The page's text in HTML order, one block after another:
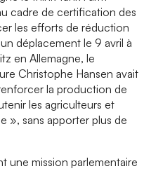
cadre de certification des
les efforts de réduction
déplacement le 9 avril à
en Allemagne, le
Christophe Hansen avait
la production de
les agriculteurs et
», sans apporter plus de
une mission parlementaire